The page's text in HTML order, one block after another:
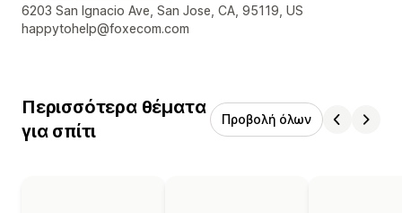
Στοιχεία επικοινωνίας σχεδιαστή
6203 San Ignacio Ave, San Jose, CA, 95119, US
happytohelp@foxecom.com
Περισσότερα θέματα
για σπίτι
Προβολή όλων